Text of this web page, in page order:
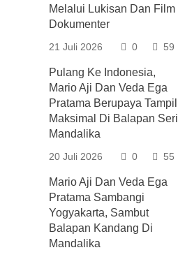
Melalui Lukisan Dan Film
Dokumenter
21 Juli 2026 0 59
Pulang Ke Indonesia,
Mario Aji Dan Veda Ega
Pratama Berupaya Tampil
Maksimal Di Balapan Seri
Mandalika
20 Juli 2026 0 55
Mario Aji Dan Veda Ega
Pratama Sambangi
Yogyakarta, Sambut
Balapan Kandang Di
Mandalika